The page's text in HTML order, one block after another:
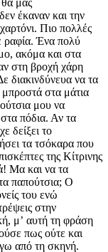
μας
έκαναν και την
Πιο πολλές
ραφία. Ένα πολύ
ακόμα και στα
στη βροχή χάρη
διακινδύνευα να τα
στα μάτια
μου να
πόδια. Αν τα
δείξει το
τα τσόκαρα που
της Κίτρινης
Μα και να τα
παπούτσια; Ο
του ενώ
στην
μʼ αυτή τη φράση
πως ούτε και
από τη σκηνή.